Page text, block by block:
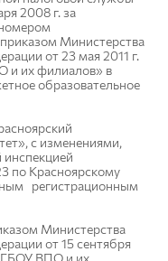
2008 г. за
Министерства
от 23 мая 2011 г.
их филиалов» в
образовательное
с изменениями,
по Красноярскому
регистрационным
Министерства
от 15 сентября
ВПО и их